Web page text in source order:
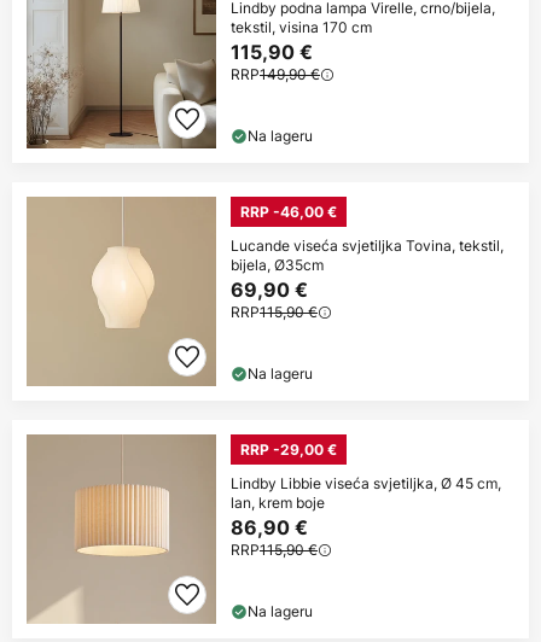
Lindby podna lampa Virelle, crno/bijela,
tekstil, visina 170 cm
115,90 €
RRP149,90 €
Na lageru
RRP -46,00 €
Lucande viseća svjetiljka Tovina, tekstil,
bijela, Ø35cm
69,90 €
RRP115,90 €
Na lageru
RRP -29,00 €
Lindby Libbie viseća svjetiljka, Ø 45 cm,
lan, krem boje
86,90 €
RRP115,90 €
Na lageru